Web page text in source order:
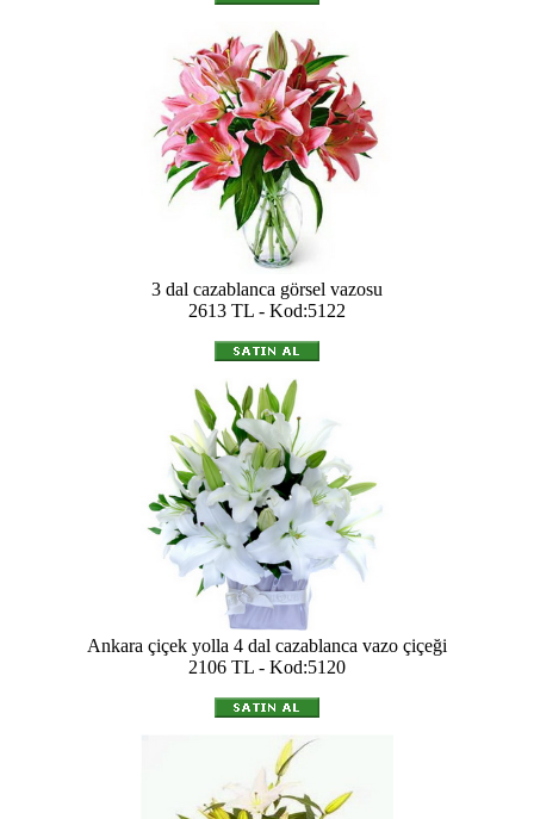
3 dal cazablanca görsel vazosu
2613 TL - Kod:5122
Ankara çiçek yolla 4 dal cazablanca vazo çiçeği
2106 TL - Kod:5120